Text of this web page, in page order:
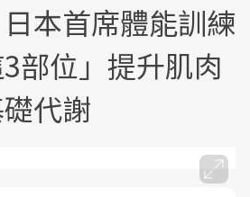
日本首席體能訓練
部位」提升肌肉
代謝